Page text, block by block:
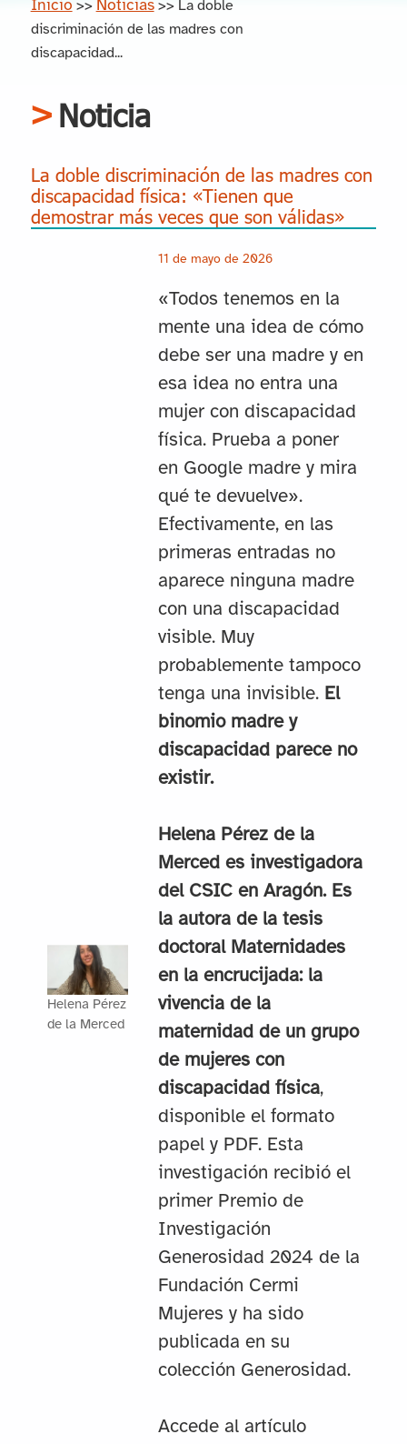
Inicio >> Noticias >> La doble
discriminación de las madres con
discapacidad...
Noticia
La doble discriminación de las madres con
discapacidad física: «Tienen que
demostrar más veces que son válidas»
Helena Pérez
de la Merced
11 de mayo de 2026
«Todos tenemos en la
mente una idea de cómo
debe ser una madre y en
esa idea no entra una
mujer con discapacidad
física. Prueba a poner
en Google madre y mira
qué te devuelve».
Efectivamente, en las
primeras entradas no
aparece ninguna madre
con una discapacidad
visible. Muy
probablemente tampoco
tenga una invisible. El
binomio madre y
discapacidad parece no
existir.
Helena Pérez de la
Merced es investigadora
del CSIC en Aragón. Es
la autora de la tesis
doctoral Maternidades
en la encrucijada: la
vivencia de la
maternidad de un grupo
de mujeres con
discapacidad física,
disponible el formato
papel y PDF. Esta
investigación recibió el
primer Premio de
Investigación
Generosidad 2024 de la
Fundación Cermi
Mujeres y ha sido
publicada en su
colección Generosidad.
Accede al artículo